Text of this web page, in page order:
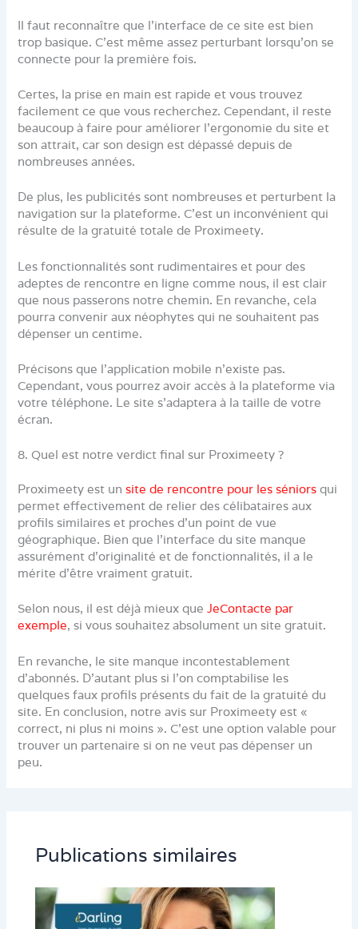
Il faut reconnaître que l’interface de ce site est bien
trop basique. C’est même assez perturbant lorsqu’on se
connecte pour la première fois.
Certes, la prise en main est rapide et vous trouvez
facilement ce que vous recherchez. Cependant, il reste
beaucoup à faire pour améliorer l’ergonomie du site et
son attrait, car son design est dépassé depuis de
nombreuses années.
De plus, les publicités sont nombreuses et perturbent la
navigation sur la plateforme. C’est un inconvénient qui
résulte de la gratuité totale de Proximeety.
Les fonctionnalités sont rudimentaires et pour des
adeptes de rencontre en ligne comme nous, il est clair
que nous passerons notre chemin. En revanche, cela
pourra convenir aux néophytes qui ne souhaitent pas
dépenser un centime.
Précisons que l’application mobile n’existe pas.
Cependant, vous pourrez avoir accès à la plateforme via
votre téléphone. Le site s’adaptera à la taille de votre
écran.
8. Quel est notre verdict final sur Proximeety ?
Proximeety est unsite de rencontre pour les séniors qui
permet effectivement de relier des célibataires aux
profils similaires et proches d’un point de vue
géographique. Bien que l’interface du site manque
assurément d’originalité et de fonctionnalités, il a le
mérite d’être vraiment gratuit.
Selon nous, il est déjà mieux queJeContacte par
exemple, si vous souhaitez absolument un site gratuit.
En revanche, le site manque incontestablement
d’abonnés. D’autant plus si l’on comptabilise les
quelques faux profils présents du fait de la gratuité du
site. En conclusion, notre avis sur Proximeety est «
correct, ni plus ni moins ». C’est une option valable pour
trouver un partenaire si on ne veut pas dépenser un
peu.
Publications similaires